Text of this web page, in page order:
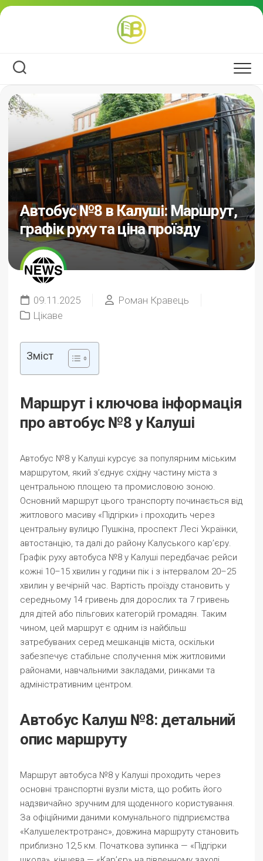
Перейти
Автобус №8 в Калуші: Маршрут,
графік руху та ціна проїзду
09.11.2025
Роман Кравець
Цікаве
Зміст
Маршрут і ключова інформація
про автобус №8 у Калуші
Автобус №8 у Калуші курсує за популярним міським
маршрутом, який з’єднує східну частину міста з
центральною площею та промисловою зоною.
Основний маршрут цього транспорту починається від
житлового масиву «Підгірки» і проходить через
центральну вулицю Пушкіна, проспект Лесі Українки,
автостанцію, та далі до району Калуського кар’єру.
Графік руху автобуса №8 у Калуші передбачає рейси
кожні 10–15 хвилин у години пік і з інтервалом 20–25
хвилин у вечірній час. Вартість проїзду становить у
середньому 14 гривень для дорослих та 7 гривень
для дітей або пільгових категорій громадян. Таким
чином, цей маршрут є одним із найбільш
затребуваних серед мешканців міста, оскільки
забезпечує стабільне сполучення між житловими
районами, навчальними закладами, ринками та
адміністративним центром.
Автобус Калуш №8: детальний
опис маршруту
Маршрут автобуса №8 у Калуші проходить через
основні транспортні вузли міста, що робить його
надзвичайно зручним для щоденного користування.
За офіційними даними комунального підприємства
«Калушелектротранс», довжина маршруту становить
приблизно 12,5 км. Початкова зупинка — «Підгірки